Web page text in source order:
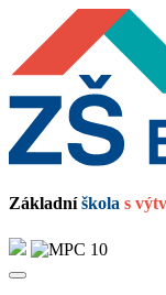
Základníškola s